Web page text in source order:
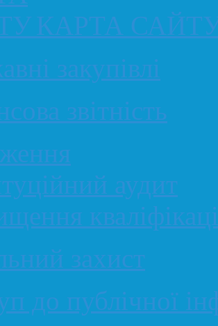
КАРТА
закупівлі
звітність
аудит
захист
до публічної